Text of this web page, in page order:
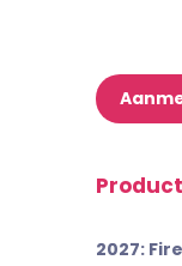
2027: